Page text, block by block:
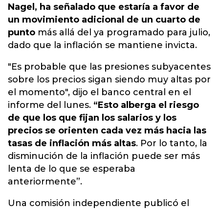
Nagel, ha señalado que estaría a favor de
un movimiento adicional de un cuarto de
punto más allá del ya programado para julio,
dado que la inflación se mantiene invicta.
"Es probable que las presiones subyacentes
sobre los precios sigan siendo muy altas por
el momento", dijo el banco central en el
informe del lunes. “Esto alberga el riesgo
de que los que fijan los salarios y los
precios se orienten cada vez más hacia las
tasas de inflación más altas. Por lo tanto, la
disminución de la inflación puede ser más
lenta de lo que se esperaba
anteriormente”.
Una comisión independiente publicó el